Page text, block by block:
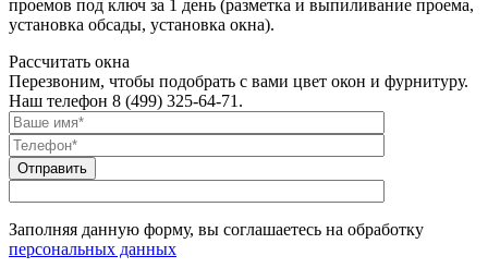
проемов под ключ за 1 день (разметка и выпиливание проема,
установка обсады, установка окна).
Рассчитать окна
Перезвоним, чтобы подобрать с вами цвет окон и фурнитуру.
Наш телефон 8 (499) 325-64-71.
Заполняя данную форму, вы соглашаетесь на обработку
персональных данных